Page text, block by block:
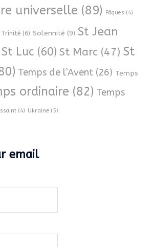
universelle (89) Pâques (4)
Trinité (6) Solennité (9) St Jean
St Luc (60) St Marc (47) St
Temps de l’Avent (26) Temps
ordinaire (82) Temps
(4) Ukraine (5)
email